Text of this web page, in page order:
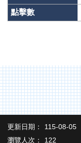
務
民
下
載
專
區
主
更新日期：
115-08-05
瀏覽人次：
122